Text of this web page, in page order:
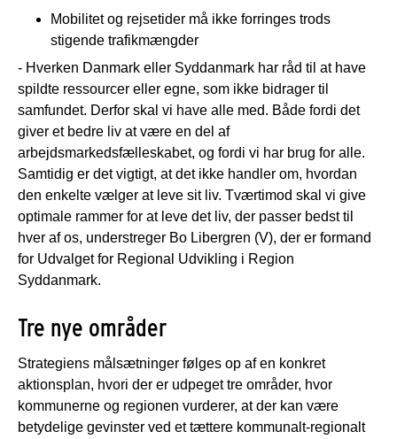
Mobilitet og rejsetider må ikke forringes trods
stigende trafikmængder
- Hverken Danmark eller Syddanmark har råd til at have
spildte ressourcer eller egne, som ikke bidrager til
samfundet. Derfor skal vi have alle med. Både fordi det
giver et bedre liv at være en del af
arbejdsmarkedsfælleskabet, og fordi vi har brug for alle.
Samtidig er det vigtigt, at det ikke handler om, hvordan
den enkelte vælger at leve sit liv. Tværtimod skal vi give
optimale rammer for at leve det liv, der passer bedst til
hver af os, understreger Bo Libergren (V), der er formand
for Udvalget for Regional Udvikling i Region
Syddanmark.
Tre nye områder
Strategiens målsætninger følges op af en konkret
aktionsplan, hvori der er udpeget tre områder, hvor
kommunerne og regionen vurderer, at der kan være
betydelige gevinster ved et tættere kommunalt-regionalt